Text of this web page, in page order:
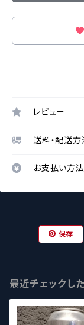
レビュー
送料・配送方
お支払い方
保存
最近チェックし